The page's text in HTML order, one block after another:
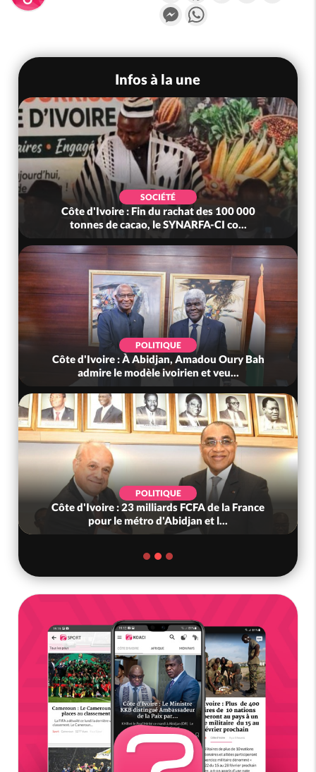
Messenger
Infos à la une
SOCIÉTÉ
Côte d'Ivoire : Fin du rachat des 100 000
tonnes de cacao, le SYNARFA-CI co...
POLITIQUE
Côte d'Ivoire : À Abidjan, Amadou Oury Bah
admire le modèle ivoirien et veu...
POLITIQUE
Côte d'Ivoire : 23 milliards FCFA de la France
pour le métro d'Abidjan et l...